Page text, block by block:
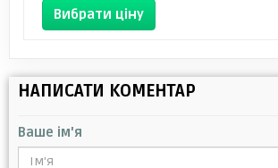
Вибрати ціну
НАПИСАТИ КОМЕНТАР
Ваше ім'я